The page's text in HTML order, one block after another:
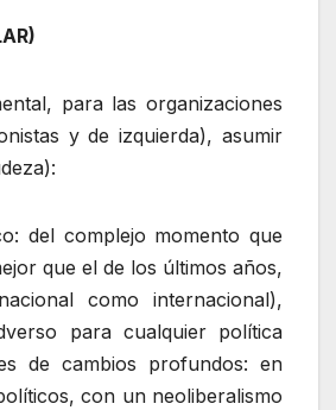
para las organizaciones
y de izquierda), asumir
del complejo momento que
que el de los últimos años,
como internacional),
para cualquier política
de cambios profundos: en
con un neoliberalismo